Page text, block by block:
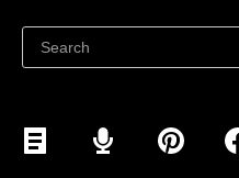
Prodávejte na Facebooku
Prodávejte na Instagramu